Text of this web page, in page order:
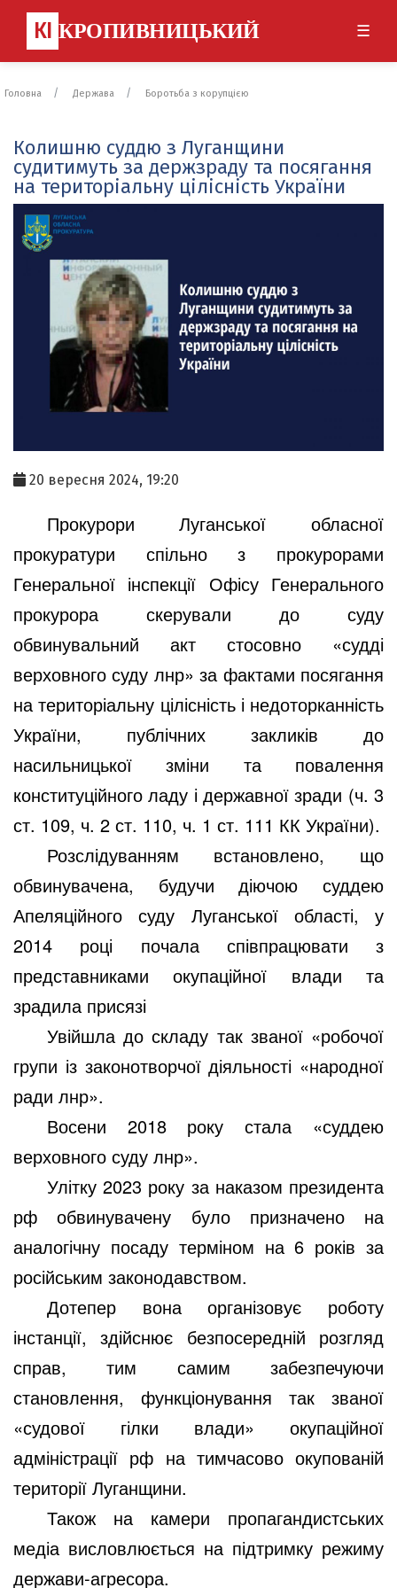
КІ КРОПИВНИЦЬКИЙ ☰
Головна Держава Боротьба з корупцією
Колишню суддю з Луганщини
судитимуть за держзраду та посягання
на територіальну цілісність України
20 вересня 2024, 19:20
Прокурори Луганської обласної
прокуратури спільно з прокурорами
Генеральної інспекції Офісу Генерального
прокурора скерували до суду
обвинувальний акт стосовно «судді
верховного суду лнр» за фактами посягання
на територіальну цілісність і недоторканність
України, публічних закликів до
насильницької зміни та повалення
конституційного ладу і державної зради (ч. 3
ст. 109, ч. 2 ст. 110, ч. 1 ст. 111 КК України).
Розслідуванням встановлено, що
обвинувачена, будучи діючою суддею
Апеляційного суду Луганської області, у
2014 році почала співпрацювати з
представниками окупаційної влади та
зрадила присязі
Увійшла до складу так званої «робочої
групи із законотворчої діяльності «народної
ради лнр».
Восени 2018 року стала «суддею
верховного суду лнр».
Улітку 2023 року за наказом президента
рф обвинувачену було призначено на
аналогічну посаду терміном на 6 років за
російським законодавством.
Дотепер вона організовує роботу
інстанції, здійснює безпосередній розгляд
справ, тим самим забезпечуючи
становлення, функціонування так званої
«судової гілки влади» окупаційної
адміністрації рф на тимчасово окупованій
території Луганщини.
Також на камери пропагандистських
медіа висловлюється на підтримку режиму
держави-агресора.